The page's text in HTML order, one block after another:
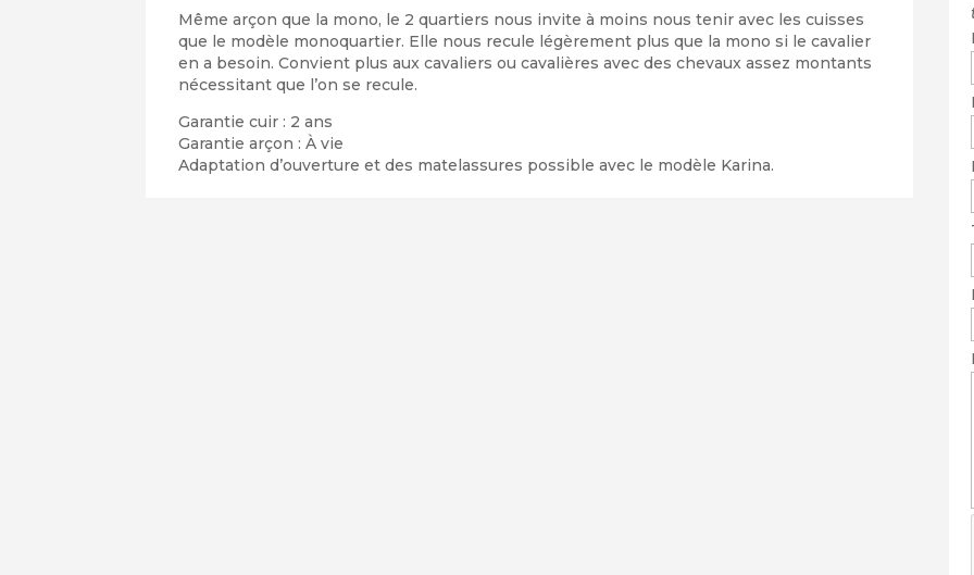
Même arçon que la mono, le 2 quartiers nous invite à moins nous tenir avec les cuisses
que le modèle monoquartier. Elle nous recule légèrement plus que la mono si le cavalier
en a besoin. Convient plus aux cavaliers ou cavalières avec des chevaux assez montants
nécessitant que l’on se recule.
Garantie cuir : 2 ans
Garantie arçon : À vie
Adaptation d’ouverture et des matelassures possible avec le modèle Karina.